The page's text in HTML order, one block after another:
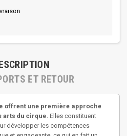
ET RETOUR
offrent une première approche
arts du cirque. Elles constituent
développer les compétences